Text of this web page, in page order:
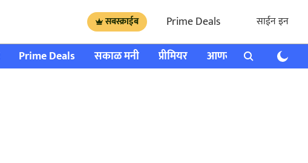
सबस्क्राईब Prime Deals साईन इन
Prime Deals सकाळ मनी प्रीमियर आणखी राशी भविष्य